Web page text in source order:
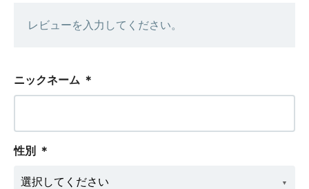
レビューを入力してください。
ニックネーム ＊
性別 ＊